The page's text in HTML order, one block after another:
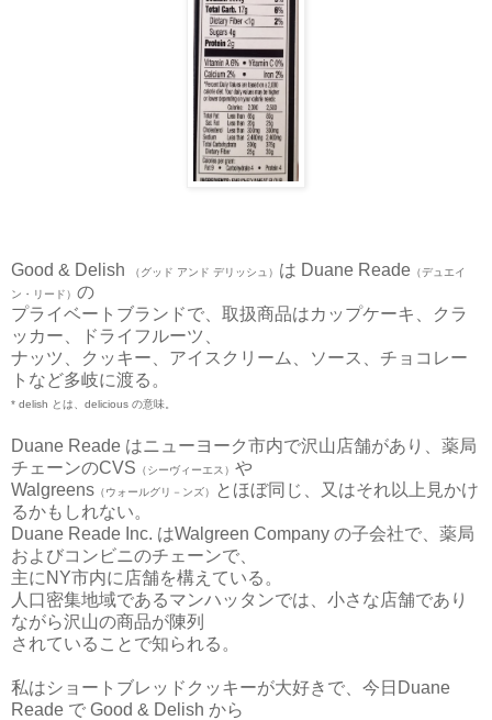
Good & Delish （グッド アンド デリッシュ） は Duane Reade （デュエイ
ン・リード） の
プライベートブランドで、 取扱商品はカップケーキ、クラ
ッカー、ドライフルーツ、
ナッツ、クッキー、アイスクリーム、
ソース、チョコレー
トなど多岐に渡る。
* delish とは、delicious の意味。
Duane Reade はニューヨーク市内で沢山店舗があり、薬局
チェーンのCVS （シーヴィーエス） や
Walgreens （ウォールグリ－ンズ）
とほぼ同じ、又はそれ以上見かけ
るかもしれない。
Duane Reade Inc. はWalgreen Company の子会社で、薬局
およびコンビニのチェーンで、
主にNY市内に店舗を構えている。
人口密集地域であるマンハッタンでは、小さな店舗であり
ながら沢山の商品が陳列
されていることで知られる。
私はショートブレッドクッキーが大好きで、今日Duane
Reade で Good & Delish から